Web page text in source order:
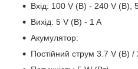
Вхід: 100 V (B) - 240 V (B),
Вихід: 5 V (B) - 1 A
Акумулятор:
Постійний струм 3.7 V (B) /